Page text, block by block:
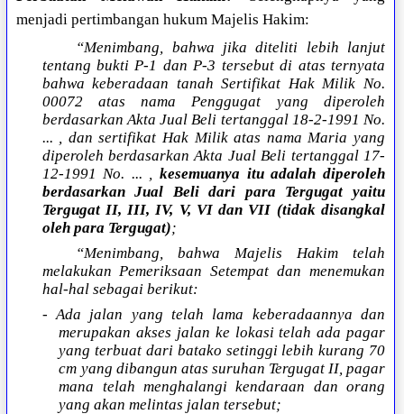
menjadi pertimbangan hukum Majelis Hakim:
“Menimbang, bahwa jika diteliti lebih lanjut
tentang bukti P-1 dan P-3 tersebut di atas ternyata
bahwa keberadaan tanah Sertifikat Hak Milik No.
00072 atas nama Penggugat yang diperoleh
berdasarkan Akta Jual Beli tertanggal 18-2-1991 No.
... , dan sertifikat Hak Milik atas nama Maria yang
diperoleh berdasarkan Akta Jual Beli tertanggal 17-
12-1991 No. ... ,kesemuanya itu adalah diperoleh
berdasarkan Jual Beli dari para Tergugat yaitu
Tergugat II, III, IV, V, VI dan VII (tidak disangkal
oleh para Tergugat);
“Menimbang, bahwa Majelis Hakim telah
melakukan Pemeriksaan Setempat dan menemukan
hal-hal sebagai berikut:
- Ada jalan yang telah lama keberadaannya dan
merupakan akses jalan ke lokasi telah ada pagar
yang terbuat dari batako setinggi lebih kurang 70
cm yang dibangun atas suruhan Tergugat II, pagar
mana telah menghalangi kendaraan dan orang
yang akan melintas jalan tersebut;